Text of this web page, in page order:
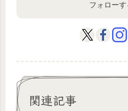
フォローす
関連記事